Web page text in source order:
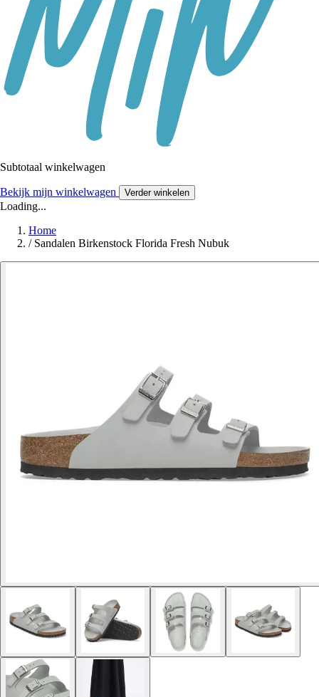
Subtotaal winkelwagen
Bekijk mijn winkelwagen Verder winkelen
Loading...
Home
/ Sandalen Birkenstock Florida Fresh Nubuk